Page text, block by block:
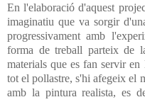
En l'elaboració d'aquest
imaginatiu que va sorgir
progressivament amb
forma de treball parteix de
materials que esfan servir en
tot el pollastre, s'hi afegeix el
amb la pintura realista, es